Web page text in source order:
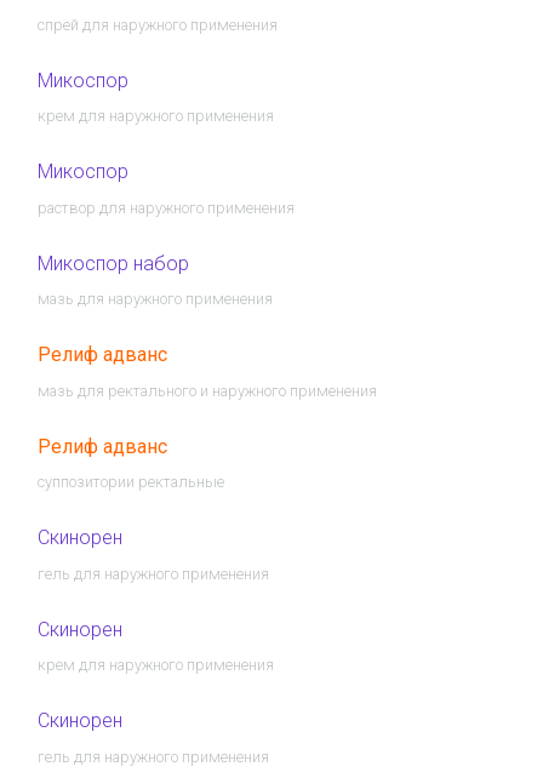
спрей для наружного применения
Микоспор
крем для наружного применения
Микоспор
раствор для наружного применения
Микоспор набор
мазь для наружного применения
Релиф адванс
мазь для ректального и наружного применения
Релиф адванс
суппозитории ректальные
Скинорен
гель для наружного применения
Скинорен
крем для наружного применения
Скинорен
гель для наружного применения